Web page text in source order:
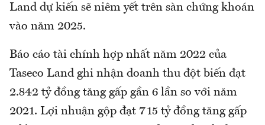
Land dự kiến sẽ niêm yết trên sàn chứng khoán
vào năm 2025.
Báo cáo tài chính hợp nhất năm 2022 của
Taseco Land ghi nhận doanh thu đột biến đạt
2.842 tỷ đồng tăng gấp gần 6 lần so với năm
2021. Lợi nhuận gộp đạt 715 tỷ đồng tăng gấp